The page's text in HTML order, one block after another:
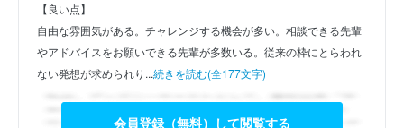
【良い点】
自由な雰囲気がある。チャレンジする機会が多い。相談できる先輩
やアドバイスをお願いできる先輩が多数いる。従来の枠にとらわれ
ない発想が求められり...続きを読む(全177文字)
会員登録（無料）して閲覧する